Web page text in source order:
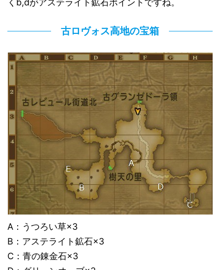
くb,dがアステライト鉱石ポイントですね。
古ロヴォス高地の宝箱
A：うつろい草×3
B：アステライト鉱石×3
C：青の錬金石×3